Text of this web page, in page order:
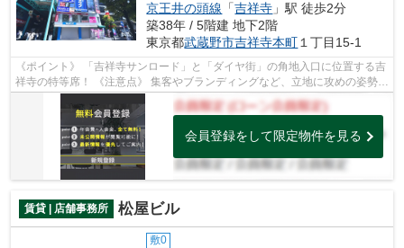
京王井の頭線 「吉祥寺 」駅 徒歩2分
築38年 / 5階建 地下2階
東京都武蔵野市吉祥寺本町１丁目15-1
《ポイント》 「吉祥寺サンロード」と「ダイヤ街」の角地入口に位置する吉
祥寺の特等席！ 《注意点》 集客やブランディングなど、立地に攻めの姿勢を
取れる方向き
会員登録をして限定物件を見る
賃貸 | 店舗事務所 松屋ビル
敷0